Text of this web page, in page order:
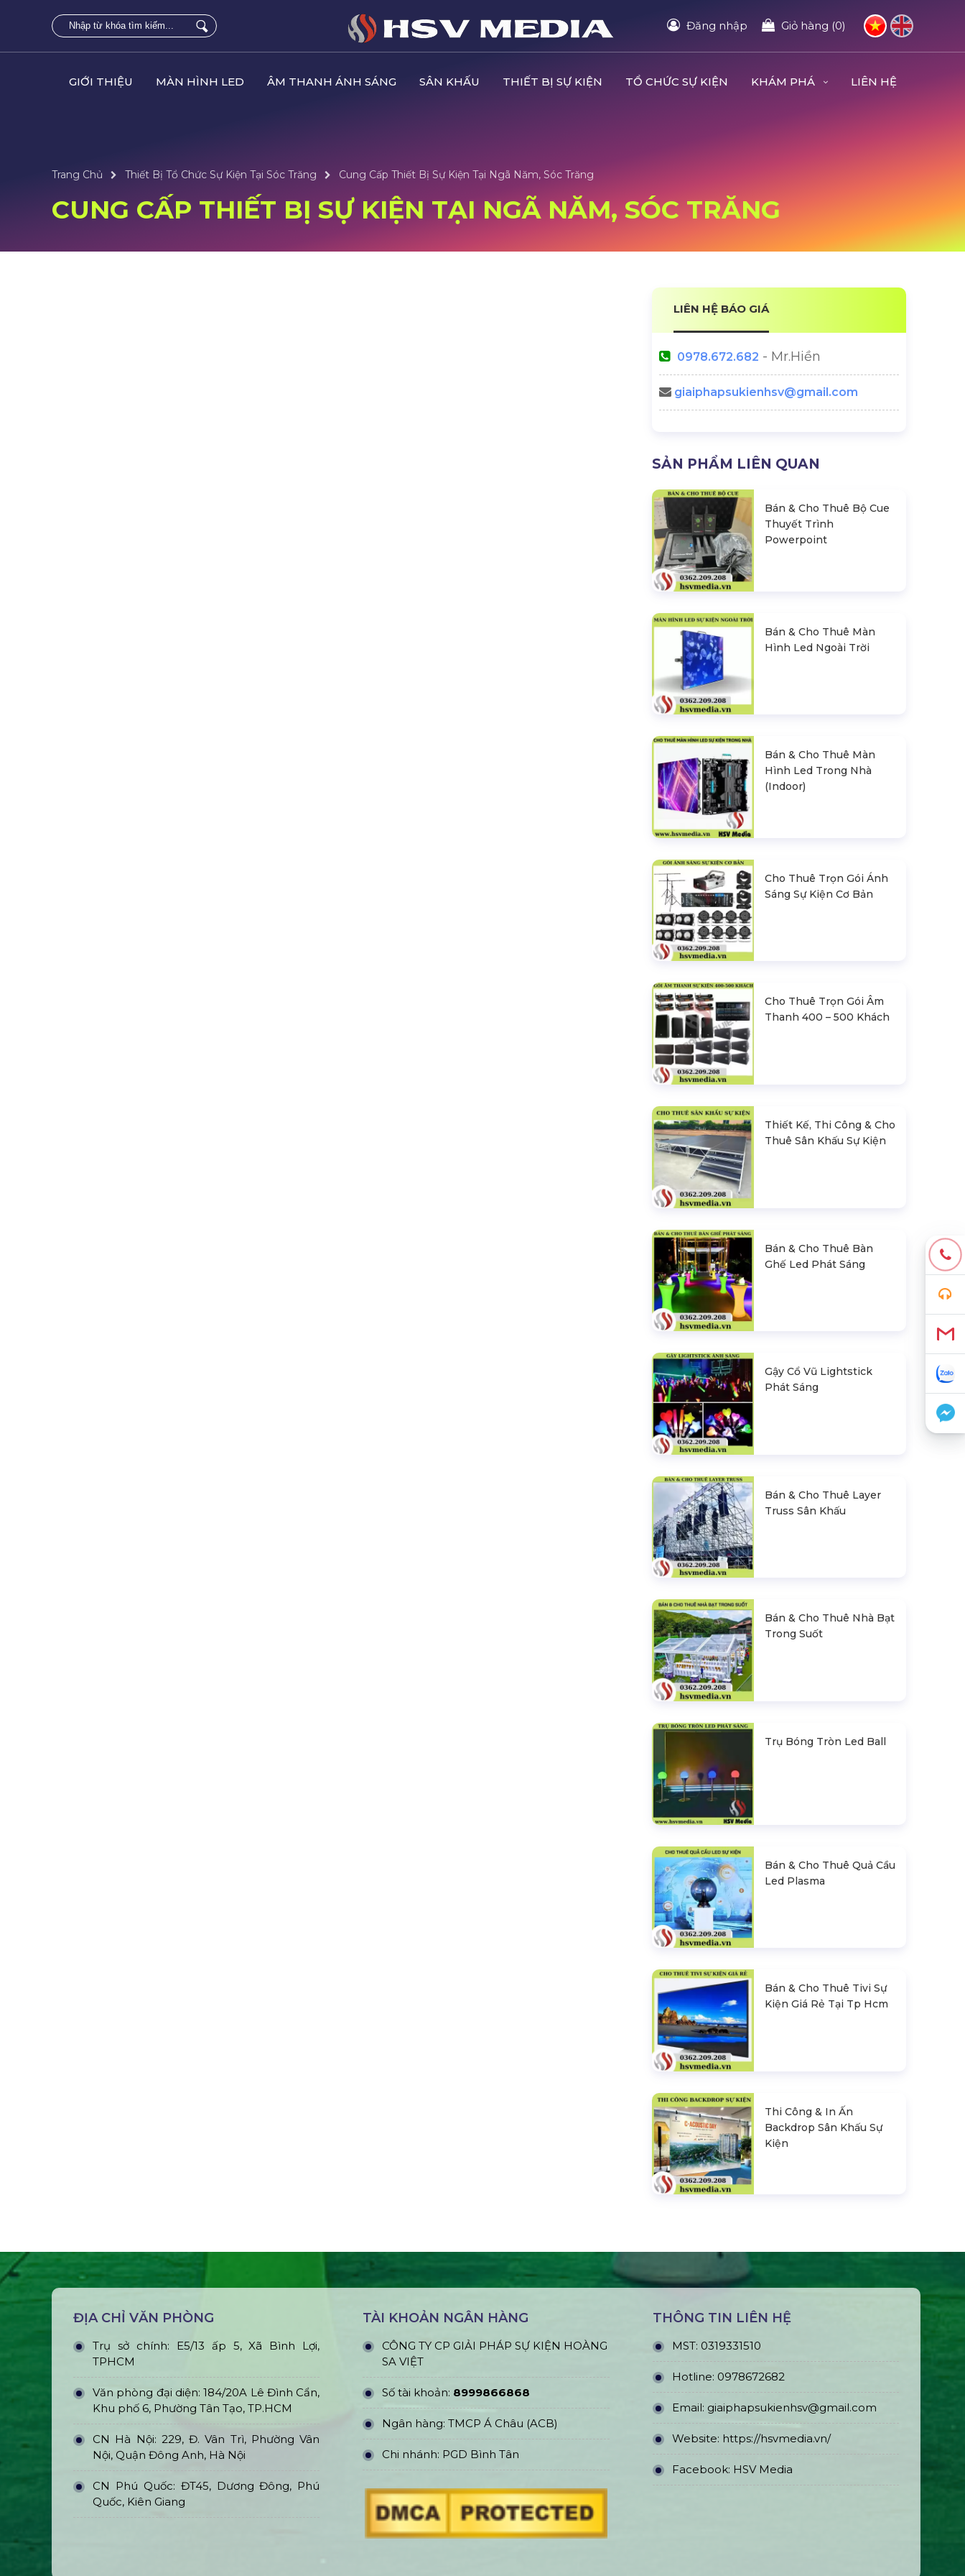
Đăng nhập Giỏ hàng (0)
GIỚI THIỆU MÀN HÌNH LED ÂM THANH ÁNH SÁNG SÂN KHẤU THIẾT BỊ SỰ KIỆN TỔ CHỨC SỰ KIỆN KHÁM PHÁ LIÊN HỆ
Trang Chủ Thiết Bị Tổ Chức Sự Kiện Tại Sóc Trăng Cung Cấp Thiết Bị Sự Kiện Tại Ngã Năm, Sóc Trăng
CUNG CẤP THIẾT BỊ SỰ KIỆN TẠI NGÃ NĂM, SÓC TRĂNG
LIÊN HỆ BÁO GIÁ
0978.672.682 - Mr.Hiền
giaiphapsukienhsv@gmail.com
SẢN PHẨM LIÊN QUAN
Bán & Cho Thuê Bộ Cue
Thuyết Trình
Powerpoint
Bán & Cho Thuê Màn
Hình Led Ngoài Trời
Bán & Cho Thuê Màn
Hình Led Trong Nhà
(Indoor)
Cho Thuê Trọn Gói Ánh
Sáng Sự Kiện Cơ Bản
Cho Thuê Trọn Gói Âm
Thanh 400 – 500 Khách
Thiết Kế, Thi Công & Cho
Thuê Sân Khấu Sự Kiện
Bán & Cho Thuê Bàn
Ghế Led Phát Sáng
Gậy Cổ Vũ Lightstick
Phát Sáng
Bán & Cho Thuê Layer
Truss Sân Khấu
Bán & Cho Thuê Nhà Bạt
Trong Suốt
Trụ Bóng Tròn Led Ball
Bán & Cho Thuê Quả Cầu
Led Plasma
Bán & Cho Thuê Tivi Sự
Kiện Giá Rẻ Tại Tp Hcm
Thi Công & In Ấn
Backdrop Sân Khấu Sự
Kiện
ĐỊA CHỈ VĂN PHÒNG
Trụ sở chính: E5/13 ấp 5, Xã Bình Lợi,
TPHCM
Văn phòng đại diện: 184/20A Lê Đình Cẩn,
Khu phố 6, Phường Tân Tạo, TP.HCM
CN Hà Nội: 229, Đ. Vân Trì, Phường Vân
Nội, Quận Đông Anh, Hà Nội
CN Phú Quốc: ĐT45, Dương Đông, Phú
Quốc, Kiên Giang
TÀI KHOẢN NGÂN HÀNG
CÔNG TY CP GIẢI PHÁP SỰ KIỆN HOÀNG
SA VIỆT
Số tài khoản: 8999866868
Ngân hàng: TMCP Á Châu (ACB)
Chi nhánh: PGD Bình Tân
THÔNG TIN LIÊN HỆ
MST: 0319331510
Hotline: 0978672682
Email: giaiphapsukienhsv@gmail.com
Website: https://hsvmedia.vn/
Facebook: HSV Media